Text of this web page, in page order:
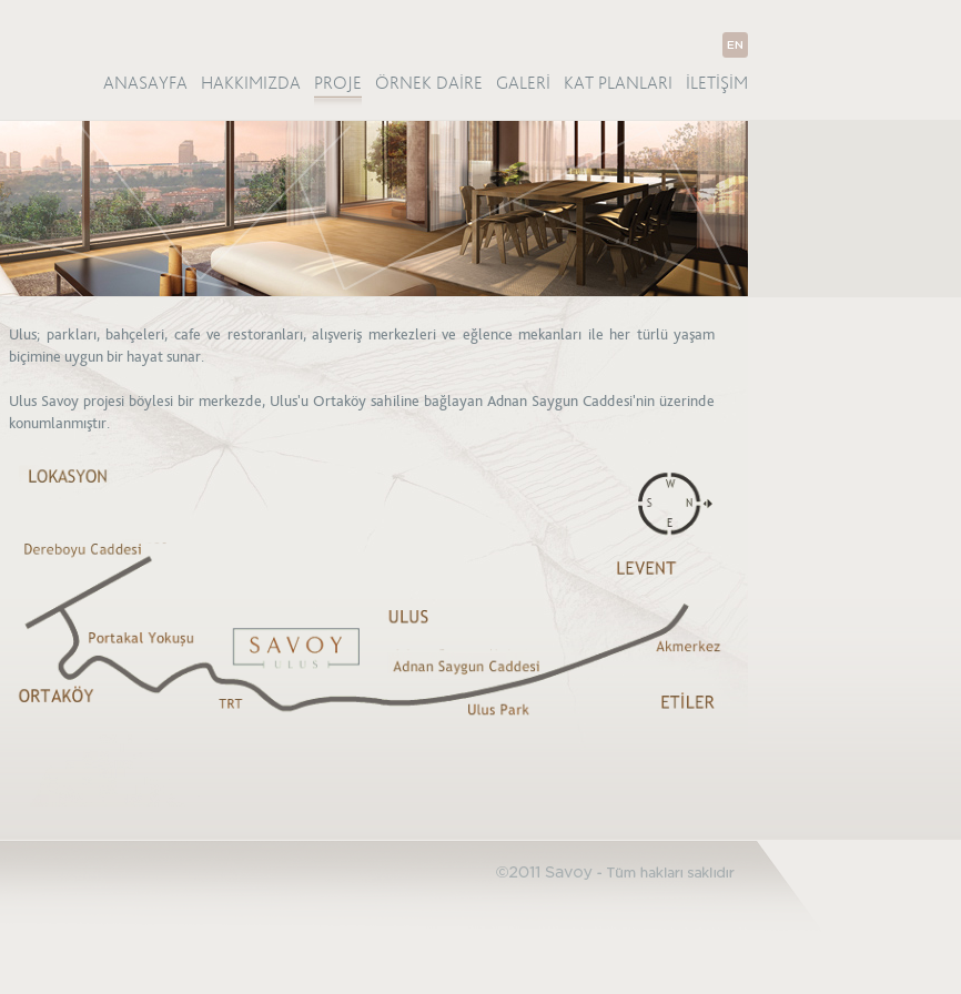
ANASAYFA HAKKIMIZDA PROJE ÖRNEK DAİRE GALERİ KAT PLANLARI İLETİŞİM
Ulus; parkları, bahçeleri, cafe ve restoranları, alışveriş merkezleri ve eğlence mekanları ile her türlü yaşam
biçimine uygun bir hayat sunar.
Ulus Savoy projesi böylesi bir merkezde, Ulus'u Ortaköy sahiline bağlayan Adnan Saygun Caddesi'nin üzerinde
konumlanmıştır.